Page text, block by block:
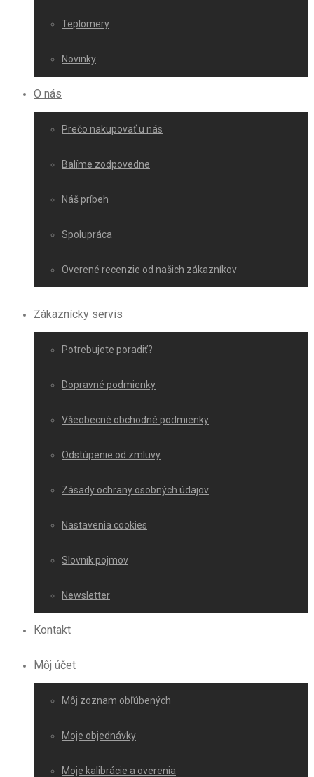
Teplomery
Novinky
O nás
Prečo nakupovať u nás
Balíme zodpovedne
Náš príbeh
Spolupráca
Overené recenzie od našich zákazníkov
Zákaznícky servis
Potrebujete poradiť?
Dopravné podmienky
Všeobecné obchodné podmienky
Odstúpenie od zmluvy
Zásady ochrany osobných údajov
Nastavenia cookies
Slovník pojmov
Newsletter
Kontakt
Môj účet
Môj zoznam obľúbených
Moje objednávky
Moje kalibrácie a overenia